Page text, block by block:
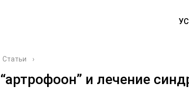
Статьи ›
“артрофоон” и лечение